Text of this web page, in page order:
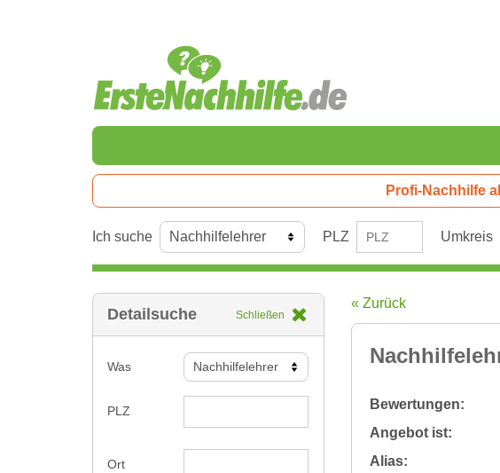
Profi-Nachhilfe
Ich suche PLZ Umkreis
Detailsuche Schließen
Was
PLZ
Ort
« Zurück
Bewertungen:
Angebot ist:
Alias: